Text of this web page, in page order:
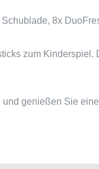
8x
zum
genießen Sie